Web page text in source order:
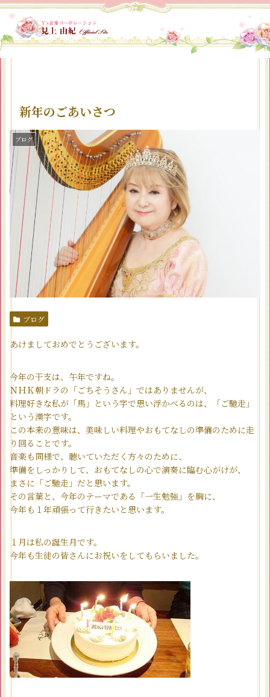
新年のごあいさつ
ブログ
ブログ
あけましておめでとうございます。
今年の干支は、午年ですね。
ＮＨＫ朝ドラの「ごちそうさん」ではありませんが、
料理好きな私が「馬」という字で思い浮かべるのは、「ご馳走」
という漢字です。
この本来の意味は、美味しい料理やおもてなしの準備のために走
り回ることです。
音楽も同様で、聴いていただく方々のために、
準備をしっかりして、おもてなしの心で演奏に臨む心がけが、
まさに「ご馳走」だと思います。
その言葉と、今年のテーマである「一生勉強」を胸に、
今年も１年頑張って行きたいと思います。
１月は私の誕生月です。
今年も生徒の皆さんにお祝いをしてもらいました。